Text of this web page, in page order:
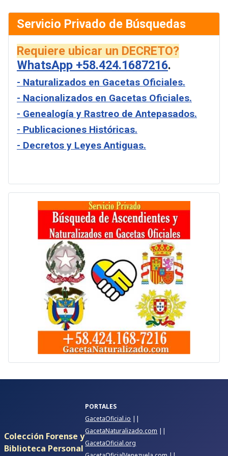
Servicio Privado de Búsquedas
Requiere ubicar un DECRETO?
WhatsApp +58.424.1687216.
- Naturalizados en Gacetas Oficiales.
- Nacionalizados en Gacetas Oficiales.
- Genealogía y Rastreo de Antepasados.
- Publicaciones Históricas.
- Decretos y Leyes Antiguas.
Colección Forense y
Biblioteca Personal
PORTALES
GacetaOficial.io ||
GacetaNaturalizado.com ||
GacetaOficial.org